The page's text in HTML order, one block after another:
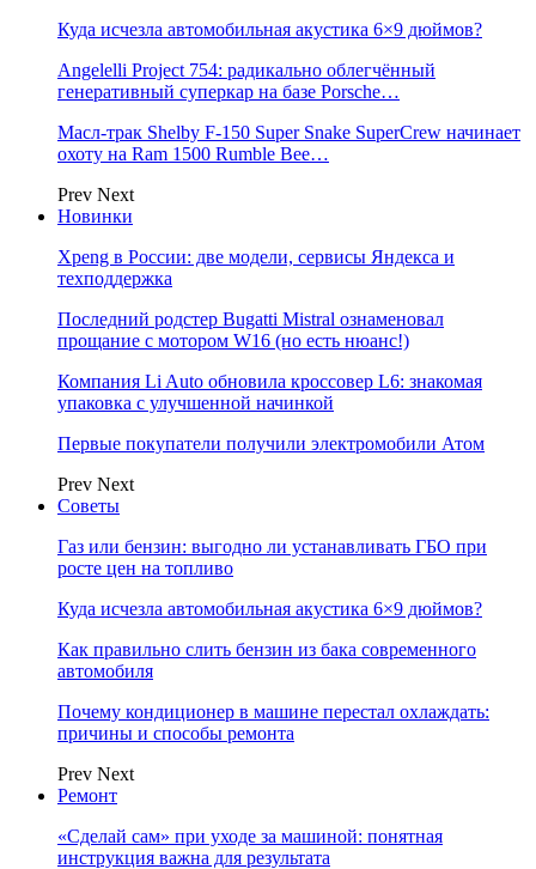
Куда исчезла автомобильная акустика 6×9 дюймов?
Angelelli Project 754: радикально облегчённый
генеративный суперкар на базе Porsche…
Масл-трак Shelby F-150 Super Snake SuperCrew начинает
охоту на Ram 1500 Rumble Bee…
Prev Next
Новинки
Xpeng в России: две модели, сервисы Яндекса и
техподдержка
Последний родстер Bugatti Mistral ознаменовал
прощание с мотором W16 (но есть нюанс!)
Компания Li Auto обновила кроссовер L6: знакомая
упаковка с улучшенной начинкой
Первые покупатели получили электромобили Атом
Prev Next
Советы
Газ или бензин: выгодно ли устанавливать ГБО при
росте цен на топливо
Куда исчезла автомобильная акустика 6×9 дюймов?
Как правильно слить бензин из бака современного
автомобиля
Почему кондиционер в машине перестал охлаждать:
причины и способы ремонта
Prev Next
Ремонт
«Сделай сам» при уходе за машиной: понятная
инструкция важна для результата